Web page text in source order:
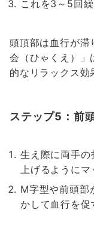
これを3～5回繰
頭頂部は血行が滞
会（ひゃくえ）」
的なリラックス効
ステップ5：前
生え際に両手の
上げるようにマ
M字型や前頭部
かして血行を促